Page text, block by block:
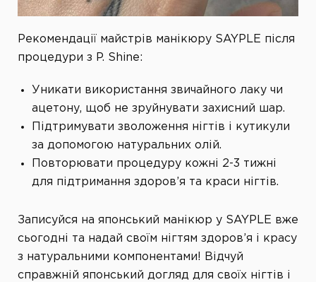
Рекомендації майстрів манікюру SAYPLE після
процедури з P. Shine:
Уникати використання звичайного лаку чи
ацетону, щоб не зруйнувати захисний шар.
Підтримувати зволоження нігтів і кутикули
за допомогою натуральних олій.
Повторювати процедуру кожні 2-3 тижні
для підтримання здоров’я та краси нігтів.
Записуйся на японський манікюр у SAYPLE вже
сьогодні та надай своїм нігтям здоров’я і красу
з натуральними компонентами! Відчуй
справжній японський догляд для своїх нігтів і